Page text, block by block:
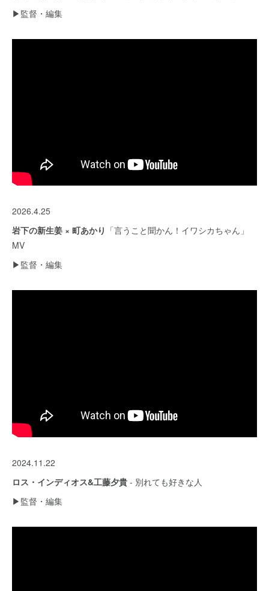
▶︎監督・編集
2026.4.25
岩下の新生姜 × 町あかり 「言うこと聞かん！イワシカちゃん」
MV
▶︎監督・編集
2024.11.22
ロス・インディオス&工藤夕貴 - 別れても好きな人
▶︎監督・編集